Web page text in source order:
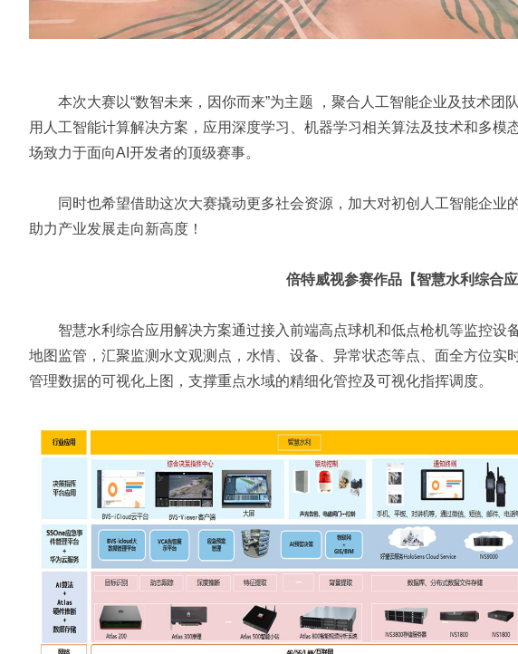
本次大赛以“数智未来，因你而来”为主题 ，聚合人工智能企业及技术团
用人工智能计算解决方案，应用深度学习、机器学习相关算法及技术和多
场致力于面向AI开发者的顶级赛事。
同时也希望借助这次大赛撬动更多社会资源，加大对初创人工智能企业
助力产业发展走向新高度！
倍特威视参赛作品【智慧水利综合
智慧水利综合应用解决方案通过接入前端高点球机和低点枪机等监控设
地图监管，汇聚监测水文观测点，水情、设备、异常状态等点、面全方位实
管理数据的可视化上图，支撑重点水域的精细化管控及可视化指挥调度。